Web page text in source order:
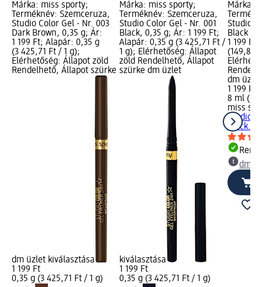
Márka: miss sporty;
Terméknév: Szemceruza,
Studio Color Gel - Nr. 003
Dark Brown, 0,35 g; Ár:
1 199 Ft; Alapár: 0,35 g
(3 425,71 Ft / 1 g);
Elérhetőség: Állapot zöld
Rendelhető, Állapot szürke
dm üzlet kiválasztása
1 199 Ft
0,35 g (3 425,71 Ft / 1 g)
Márka: miss sporty;
Terméknév: Szemceruza,
Studio Color Gel - Nr. 001
Black, 0,35 g; Ár: 1 199 Ft;
Alapár: 0,35 g (3 425,71 Ft /
1 g); Elérhetőség: Állapot
zöld Rendelhető, Állapot
szürke dm üzlet
kiválasztása
1 199 Ft
0,35 g (3 425,71 Ft / 1 g)
Márka:
Studio
Black
1 199
(149,88
dm
1 199 Ft
8 ml
miss
Studio
Black...,
dm